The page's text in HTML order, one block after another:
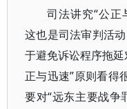
司法讲究“公正
这也是司法审判活
于避免诉讼程序拖
正与迅速”原则看得
要对“远东主要战争